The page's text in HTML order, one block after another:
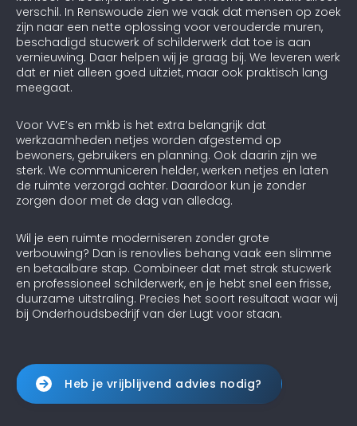
verschil. In Renswoude zien we vaak dat mensen op zoek
zijn naar een nette oplossing voor verouderde muren,
beschadigd stucwerk of schilderwerk dat toe is aan
vernieuwing. Daar helpen wij je graag bij. We leveren werk
dat er niet alleen goed uitziet, maar ook praktisch lang
meegaat.
Voor VvE’s en mkb is het extra belangrijk dat
werkzaamheden netjes worden afgestemd op
bewoners, gebruikers en planning. Ook daarin zijn we
sterk. We communiceren helder, werken netjes en laten
de ruimte verzorgd achter. Daardoor kun je zonder
zorgen door met de dag van alledag.
Wil je een ruimte moderniseren zonder grote
verbouwing? Dan is renovlies behang vaak een slimme
en betaalbare stap. Combineer dat met strak stucwerk
en professioneel schilderwerk, en je hebt snel een frisse,
duurzame uitstraling. Precies het soort resultaat waar wij
bij Onderhoudsbedrijf van der Lugt voor staan.
Heb je vrijblijvend advies nodig?